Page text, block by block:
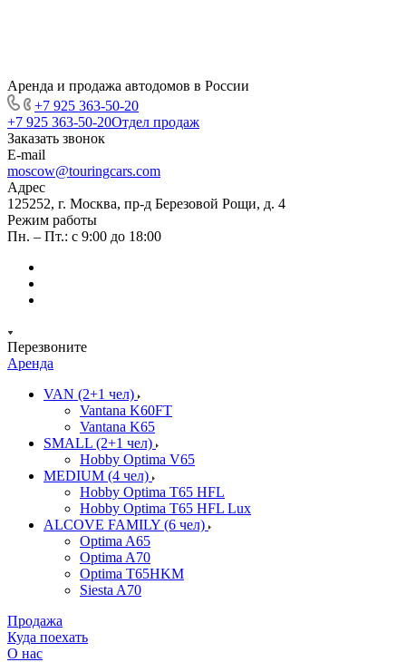
Аренда и продажа автодомов в России
+7 925 363-50-20
+7 925 363-50-20Отдел продаж
Заказать звонок
E-mail
moscow@touringcars.com
Адрес
125252, г. Москва, пр-д Березовой Рощи, д. 4
Режим работы
Пн. – Пт.: с 9:00 до 18:00
Перезвоните
Аренда
VAN (2+1 чел)
Vantana K60FT
Vantana K65
SMALL (2+1 чел)
Hobby Optima V65
MEDIUM (4 чел)
Hobby Optima T65 HFL
Hobby Optima T65 HFL Lux
ALCOVE FAMILY (6 чел)
Optima A65
Optima A70
Optima T65HKM
Siesta A70
Продажа
Куда поехать
О нас